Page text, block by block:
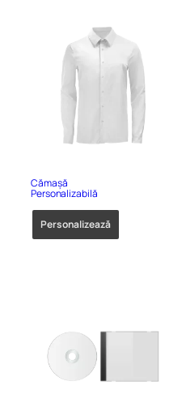
Cămașă
Personalizabilă
Personalizează